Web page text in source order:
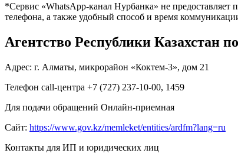
*Сервис «WhatsApp-канал Нурбанка» не
телефона, а также удобный способ и время
Агентство Республики Казахстан
Адрес: г. Алматы, микрорайон «Коктем-3», дом 21
Телефон call-центра +7 (727) 237-10-00, 1459
Для подачи обращений Онлайн-приемная
Сайт: https://www.gov.kz/memleket/entities/ardfm?lang=ru
Контакты для ИП и юридических лиц